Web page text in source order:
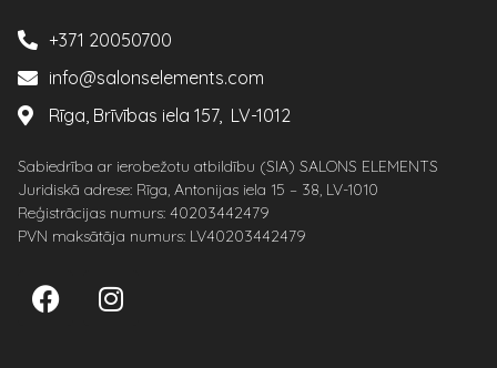
+371 20050700
info@salonselements.com
Rīga, Brīvības iela 157, LV-1012
Sabiedrība ar ierobežotu atbildību (SIA) SALONS ELEMENTS
Juridiskā adrese: Rīga, Antonijas iela 15 – 38, LV-1010
Reģistrācijas numurs: 40203442479
PVN maksātāja numurs: LV40203442479